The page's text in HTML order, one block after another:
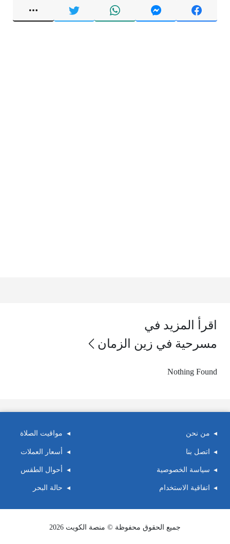
اقرأ المزيد في
مسرحية في زين الزمان
Nothing Found
من نحن
اتصل بنا
سياسة الخصوصية
اتفاقية الاستخدام
مواقيت الصلاة
أسعار العملات
أحوال الطقس
حالة البحر
جميع الحقوق محفوظة © منصة الكويت 2026